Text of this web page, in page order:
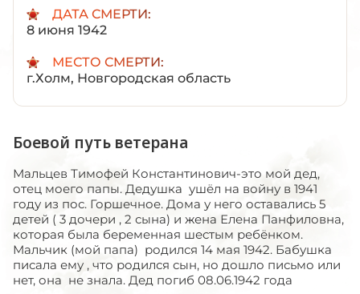
ДАТА СМЕРТИ:
8 июня 1942
МЕСТО СМЕРТИ:
г.Холм, Новгородская область
Боевой путь ветерана
Мальцев Тимофей Константинович-это мой дед,
отец моего папы. Дедушка ушёл на войну в 1941
году из пос. Горшечное. Дома у него оставались 5
детей ( 3 дочери , 2 сына) и жена Елена Панфиловна,
которая была беременная шестым ребёнком.
Мальчик (мой папа) родился 14 мая 1942. Бабушка
писала ему , что родился сын, но дошло письмо или
нет, она не знала. Дед погиб 08.06.1942 года